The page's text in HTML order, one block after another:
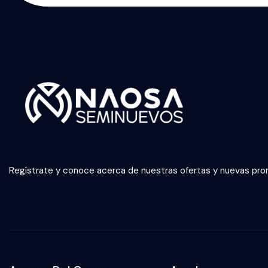
Regístrate y conoce acerca de nuestras ofertas y nuevas